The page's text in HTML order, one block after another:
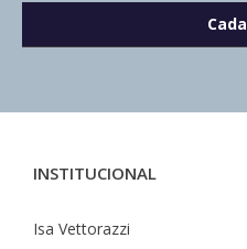
INSTITUCIONAL
Isa Vettorazzi